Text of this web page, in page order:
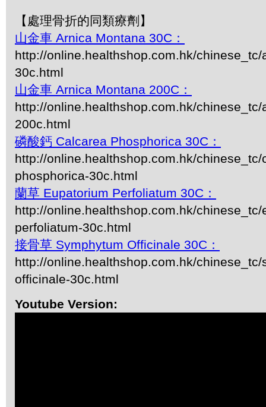
【處理骨折的同類療劑】
山金車 Arnica Montana 30C：
http://online.healthshop.com.hk/
30c.html
山金車 Arnica Montana 200C：
http://online.healthshop.com.hk/
200c.html
磷酸鈣 Calcarea Phosphorica 30C：
http://online.healthshop.com.hk/chinese_tc/
phosphorica-30c.html
蘭草 Eupatorium Perfoliatum 30C：
http://online.healthshop.com.hk/chinese_tc/
perfoliatum-30c.html
接骨草 Symphytum Officinale 30C：
http://online.healthshop.com.hk/chinese_tc/
officinale-30c.html
Youtube Version: